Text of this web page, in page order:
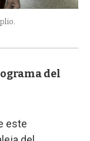
del
este